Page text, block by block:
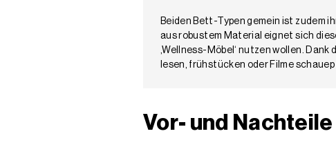
Beiden Bett-Typen gemein ist zudem
aus robustem Material eignet sich
‚Wellness-Möbel‘ nutzen wollen.
lesen, frühstücken oder Filme schauep
Vor- und Nachteile